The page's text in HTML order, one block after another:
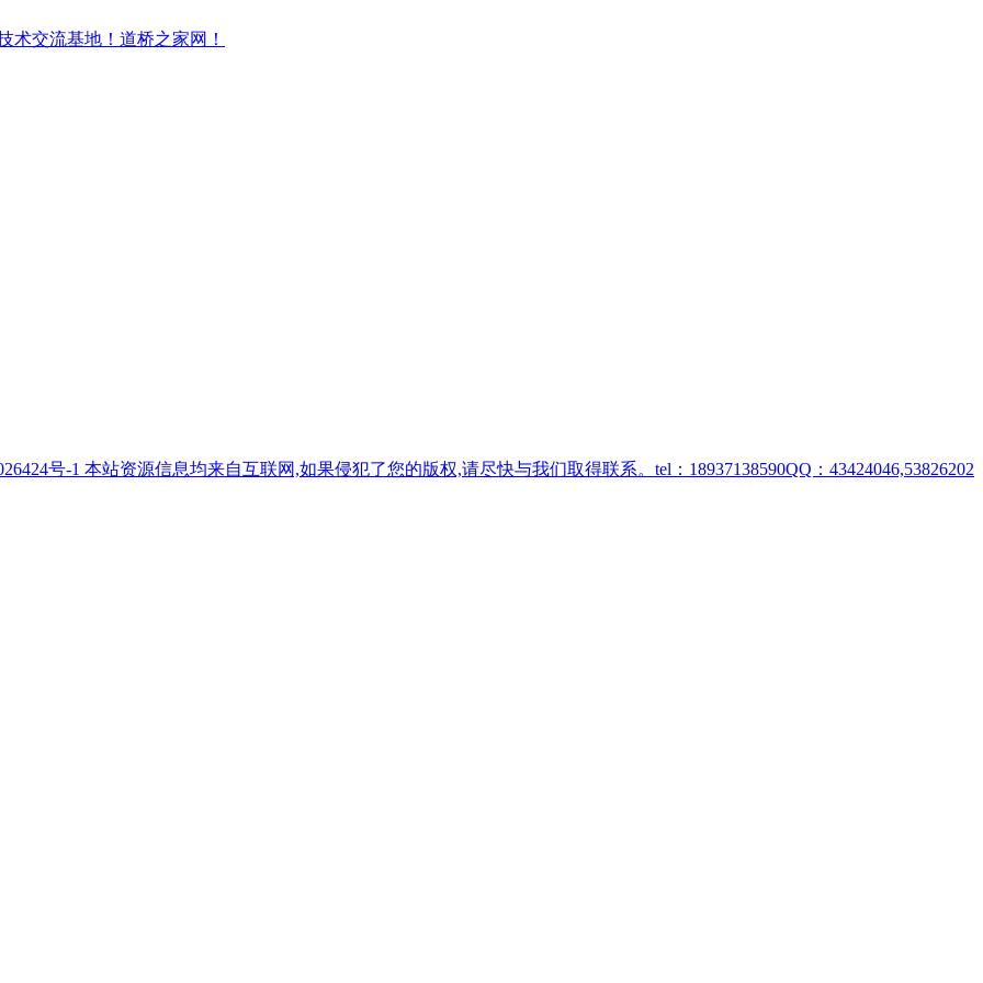
号-1 本站资源信息均来自互联网,如果侵犯了您的版权,请尽快与我们取得联系。tel：18937138590QQ：43424046,53826202